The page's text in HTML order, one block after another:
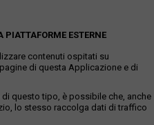
ESTERNE
contenuti ospitati su
di questa Applicazione e di
questo tipo, è possibile che, anche
lo stesso raccolga dati di traffico